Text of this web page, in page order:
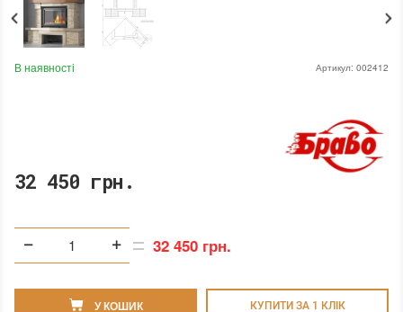
Артикул: 002412
В наявності
32 450 грн.
32 450 грн.
У КОШИК КУПИТИ ЗА 1 КЛIК